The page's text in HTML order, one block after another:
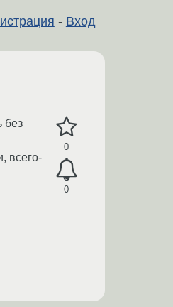
- Вход
0
0
без
всего-